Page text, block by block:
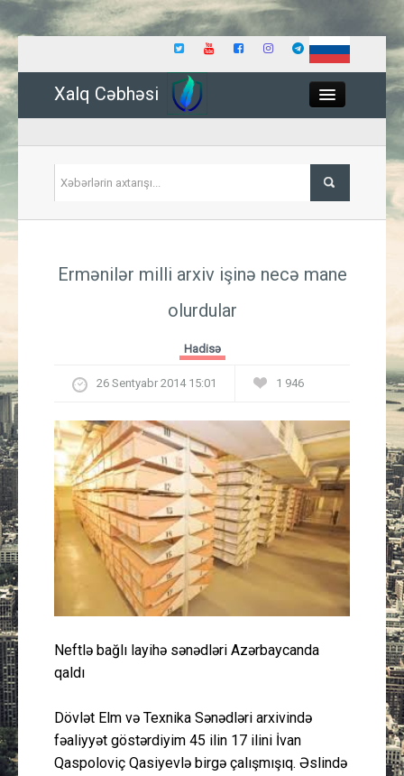
Xalq Cəbhəsi
İqtisadiyyat
Güney Azərbaycan
Mədəniyyət
Müsahibə
İdman
Gündəm
Peşə etikası
Ermənilər milli arxiv işinə necə mane
olurdular
Hadisə
26 Sentyabr 2014 15:01 1 946
Neftlə bağlı layihə sənədləri Azərbaycanda
qaldı
Dövlət Elm və Texnika Sənədləri arxivində
fəaliyyət göstərdiyim 45 ilin 17 ilini İvan
Qaspoloviç Qasiyevlə birgə çalışmışıq. Əslində